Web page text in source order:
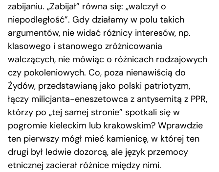
zabijaniu. „Zabijał” równa się: „walczył o
niepodległość”. Gdy działamy w polu takich
argumentów, nie widać różnicy interesów, np.
klasowego i stanowego zróżnicowania
walczących, nie mówiąc o różnicach rodzajowych
czy pokoleniowych. Co, poza nienawiścią do
Żydów, przedstawianą jako polski patriotyzm,
łączy milicjanta-eneszetowca z antysemitą z PPR,
którzy po „tej samej stronie” spotkali się w
pogromie kieleckim lub krakowskim? Wprawdzie
ten pierwszy mógł mieć kamienicę, w której ten
drugi był ledwie dozorcą, ale język przemocy
etnicznej zacierał różnice między nimi.